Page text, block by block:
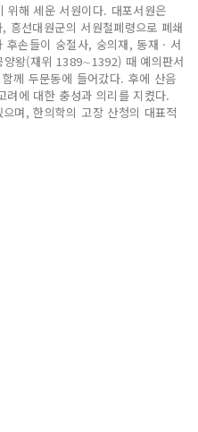
위해 세운 서원이다. 대포서원은
흥선대원군의 서원철폐령으로 폐쇄
손들이 숭절사, 숭의재, 동재 · 서
왕(재위 1389∼1392) 때 예의판서
께 두문동에 들어갔다. 후에 산음
려에 대한 충성과 의리를 지켰다.
며, 한의학의 고장 산청의 대표적